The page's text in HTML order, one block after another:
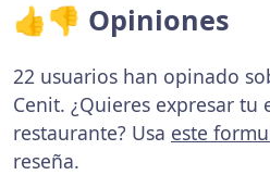
👍👎 Opiniones
22 usuarios han opinado
Cenit. ¿Quieres expresar tu
restaurante? Usa este
reseña.